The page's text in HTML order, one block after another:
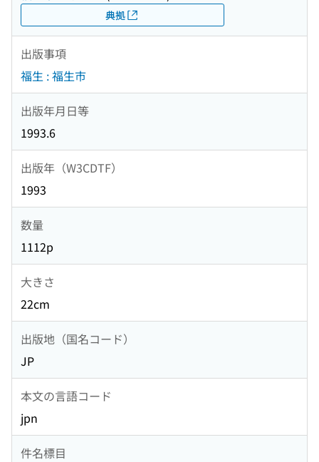
典拠
出版事項
福生 : 福生市
出版年月日等
1993.6
出版年（W3CDTF）
1993
数量
1112p
大きさ
22cm
出版地（国名コード）
JP
本文の言語コード
jpn
件名標目